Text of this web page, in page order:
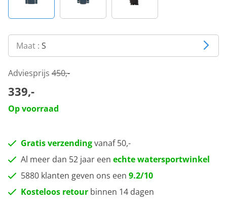
Maat : S
Adviesprijs 450,-
339,-
Op voorraad
Gratis verzendingvanaf 50,-
Al meer dan 52 jaar een echte watersportwinkel
5880 klanten geven ons een 9.2/10
Kosteloos retour binnen 14 dagen